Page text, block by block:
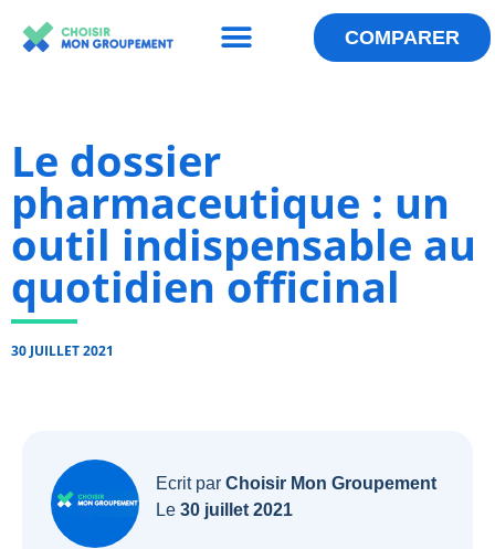
contenu
Menu COMPARER
Le dossier
pharmaceutique : un
outil indispensable au
quotidien officinal
30 JUILLET 2021
Ecrit parChoisir Mon Groupement
Le30 juillet 2021